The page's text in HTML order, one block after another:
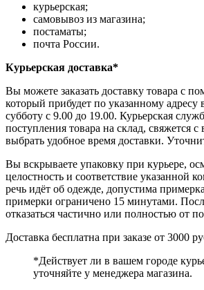
курьерская;
самовывоз из магазина;
постаматы;
почта России.
Курьерская доставка*
Вы можете заказать доставку товара с
который прибудет по указанному адресу
субботу с 9.00 до 19.00. Курьерская
поступления товара на склад, свяжется
выбрать удобное время доставки.
Вы вскрываете упаковку при курьере,
целостность и соответствие указанной
речь идёт об одежде, допустима
примерки ограничено 15 минутами.
отказаться частично или полностью от
Доставка бесплатна при заказе от 3000
*Действует ли в вашем городе
уточняйте у менеджера магазина.